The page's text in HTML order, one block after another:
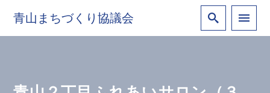
青山まちづくり協議会